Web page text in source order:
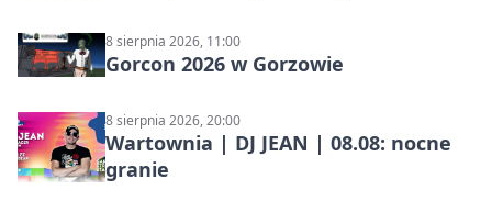
8 sierpnia 2026, 11:00
Gorcon 2026 w Gorzowie
8 sierpnia 2026, 20:00
Wartownia | DJ JEAN | 08.08: nocne
granie